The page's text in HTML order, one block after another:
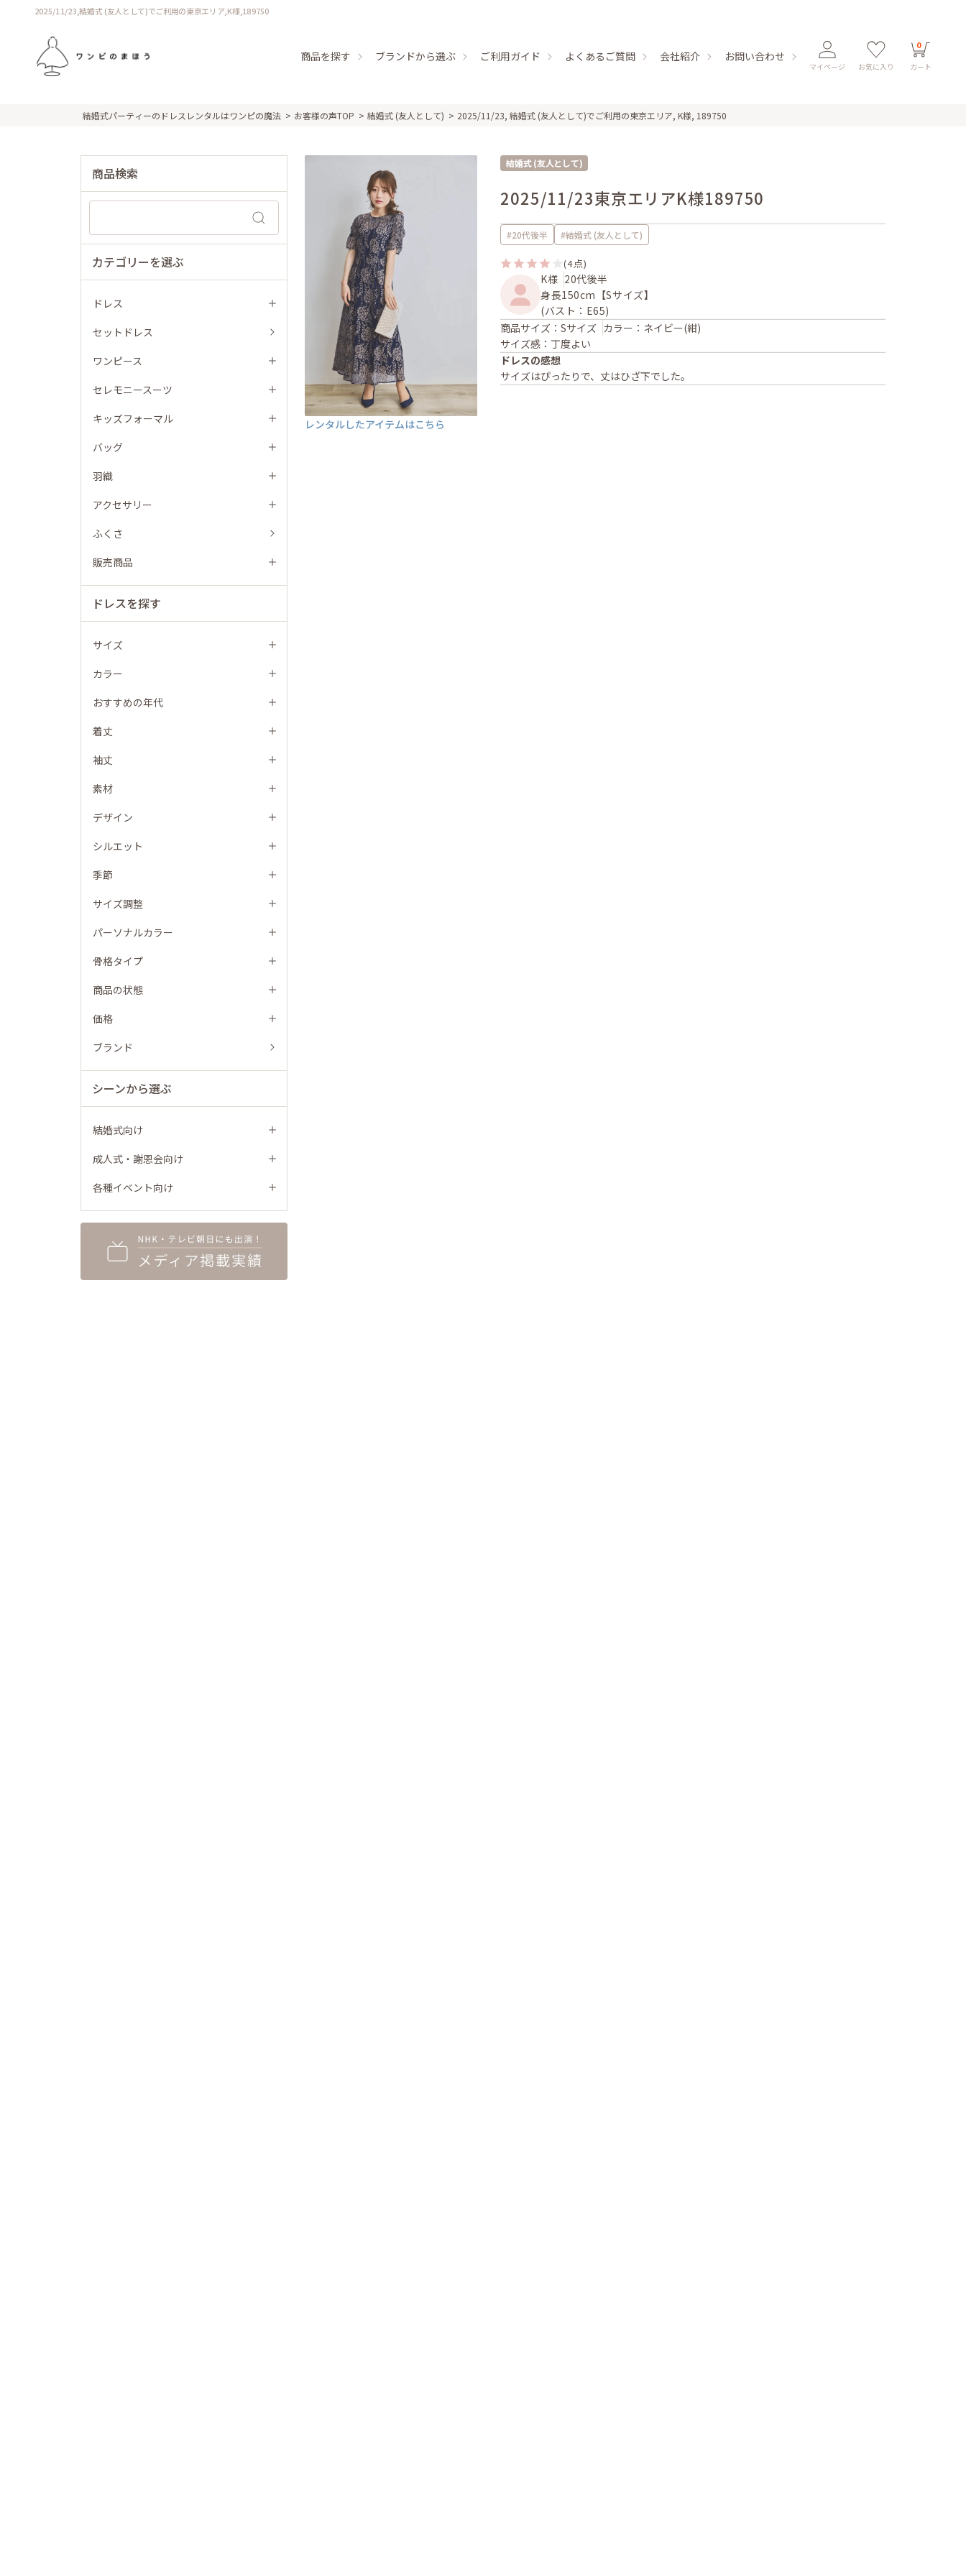
2025/11/23,結婚式 (友人として)でご利用の東京エリア,K様,189750
商品を探す ブランドから選ぶ ご利用ガイド よくあるご質問 会社紹介 お問い合わせ
マイページ お気に入り
0
カート
結婚式パーティーのドレスレンタルはワンピの魔法 お客様の声TOP 結婚式 (友人として) 2025/11/23, 結婚式 (友人として)でご利用の東京エリア, K様, 189750
商品検索
カテゴリーを選ぶ
ドレス
セットドレス
ワンピース
セレモニースーツ
キッズフォーマル
バッグ
羽織
アクセサリー
ふくさ
販売商品
ドレスを探す
サイズ
カラー
おすすめの年代
着丈
袖丈
素材
デザイン
シルエット
季節
サイズ調整
パーソナルカラー
骨格タイプ
商品の状態
価格
ブランド
シーンから選ぶ
結婚式向け
成人式・謝恩会向け
各種イベント向け
結婚式 (友人として)
2025/11/23東京エリアK様189750
#20代後半 #結婚式 (友人として)
レンタルしたアイテムはこちら
(4点)
K様 20代後半
身長150cm【Sサイズ】
(バスト：E65)
商品サイズ：Sサイズ カラー：ネイビー(紺)
サイズ感：丁度よい
ドレスの感想
サイズはぴったりで、丈はひざ下でした。